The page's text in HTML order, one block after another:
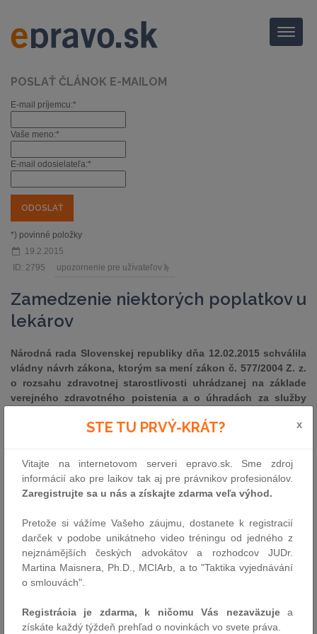
Menu
POSLAŤ ČLÁNOK E-MAILOM
E-mail príjemcu:*
Vaše meno:*
E-mail odosielateľa:*
*) povinné položky
19.2.2015
ID: 2795
upozornenie pre užívateľov
Zamedzenie niektorých poplatkov u
lekárov
Národná rada Slovenskej republiky dňa 12.02.2015 schválila
vládny návrh zákona, ktorým sa mení zákon č. 577/2004 Z. z.
o rozsahu zdravotnej starostlivosti uhrádzanej na základe
verejného zdravotného poistenia a o úhradách za služby
neskorších predpisov, zákon č. 576/2004 Z. z. o zdravotnej
zákonov v znení neskorších predpisov a zákon č. 578/2004 Z.
z. o poskytovateľoch zdravotnej starostlivosti,
zdravotníckych pracovníkov, stavovských organizáciách v
znení neskorších predpisov (ďalej len ako „novela“).
STE TU PRVÝ-KRÁT? x
Vitajte na internetovom serveri epravo.sk. Sme zdroj
informácií ako pre laikov tak aj pre právnikov profesionálov.
Zaregistrujte sa u nás a získajte zdarma veľa výhod.
Pretože si vážíme Vašeho záujmu, dostanete k registracií
darček v podobe unikátneho video tréningu od jedného z
nejznámějších českých advokátov a rozhodcov JUDr.
Martina Maisnera, Ph.D., MCIArb, a to "Taktika vyjednávání
o smlouvách".
Registrácia je zdarma, k ničomu Vás nezaväzujea
získáte každý týždeň prehľad o novinkách vo svete práva.